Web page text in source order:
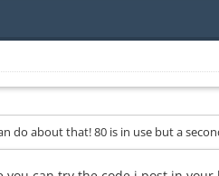
do about that! 80 is in use but a